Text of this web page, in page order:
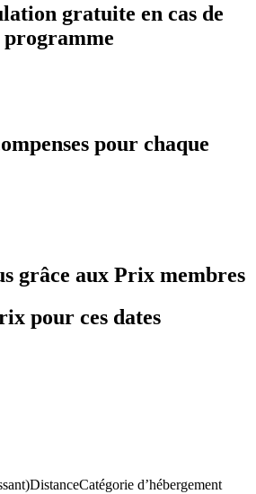
gratuite en cas de
programme
pour chaque
grâce aux Prix membres
pour ces dates
DistanceCatégorie d’hébergement